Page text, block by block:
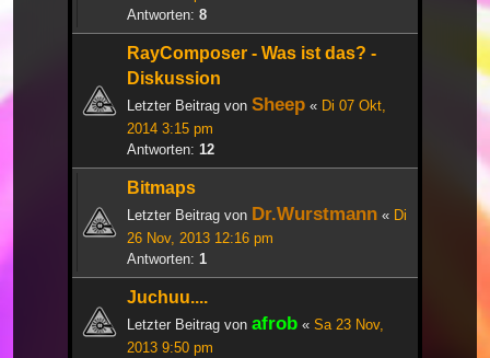
Antworten: 8
RayComposer - Was ist das? -
Diskussion
Letzter Beitrag von Sheep « Di 07 Okt,
2014 3:15 pm
Antworten: 12
Bitmaps
Letzter Beitrag von Dr.Wurstmann « Di
26 Nov, 2013 12:16 pm
Antworten: 1
Juchuu....
Letzter Beitrag von afrob « Sa 23 Nov,
2013 9:50 pm